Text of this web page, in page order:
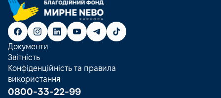
Документи
Звітність
Конфіденційність та правила
використання
0800-33-22-99